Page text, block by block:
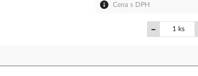
Cena s DPH
ks